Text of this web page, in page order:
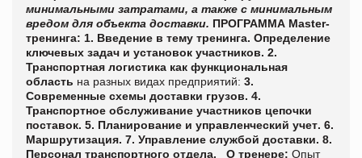
минимальными затратами, а также с минимальным
вредом для объекта доставки. ПРОГРАММА Master-
тренинга: 1. Введение в тему тренинга. Определение
ключевых задач и установок участников. 2.
Транспортная логистика как функциональная
область на разных видах предприятий: 3.
Современные схемы доставки грузов. 4.
Транспортное обслуживание участников цепочки
поставок. 5. Планирование и управленческий учет. 6.
Маршрутизация. 7. Управление службой доставки. 8.
Персонал транспортного отдела.
О тренере: Опыт